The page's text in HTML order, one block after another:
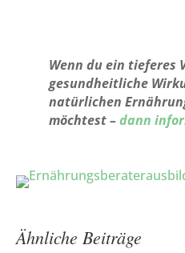
Wenn du ein tieferes
gesundheitliche
natürlichen
möchtest –dann
Ähnliche Beiträge